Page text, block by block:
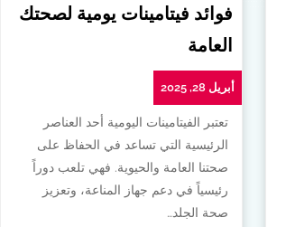
فوائد فيتامينات يومية لصحتك
العامة
أبريل 28, 2025
تعتبر الفيتامينات اليومية أحد العناصر
الرئيسية التي تساعد في الحفاظ على
صحتنا العامة والحيوية. فهي تلعب دوراً
رئيسياً في دعم جهاز المناعة، وتعزيز
صحة الجلد…